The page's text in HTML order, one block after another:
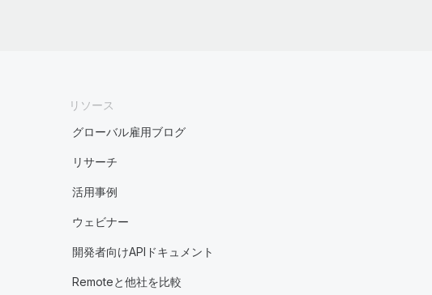
リソース
グローバル雇用ブログ
リサーチ
活用事例
ウェビナー
開発者向けAPIドキュメント
Remoteと他社を比較